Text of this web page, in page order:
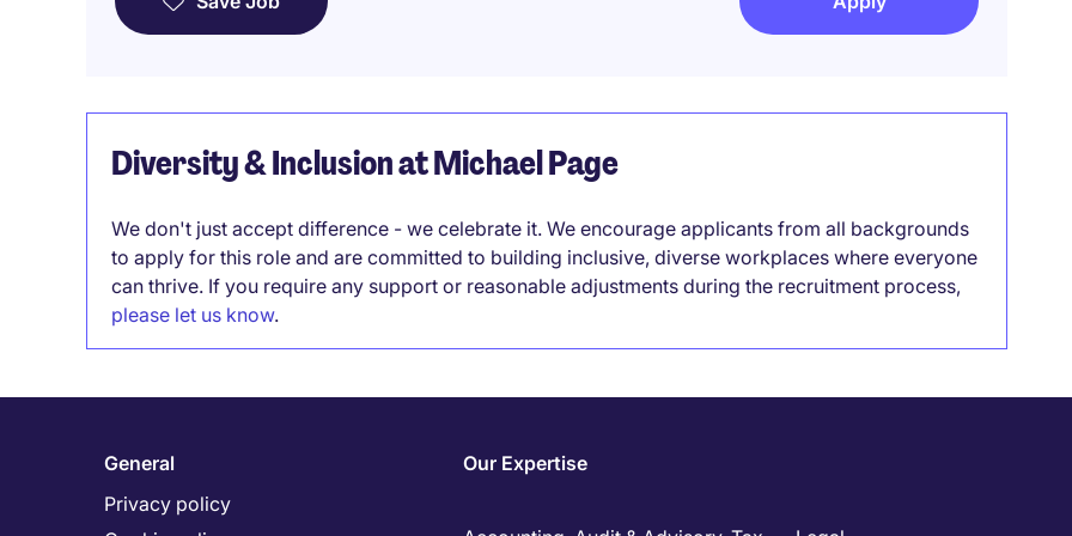
Diversity & Inclusion at Michael Page
We don't just accept difference - we celebrate it. We encourage applicants from all backgrounds
to apply for this role and are committed to building inclusive, diverse workplaces where everyone
can thrive. If you require any support or reasonable adjustments during the recruitment process,
please let us know.
General
Privacy policy
Our Expertise